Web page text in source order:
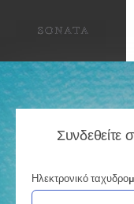
Συνδεθείτε
Ηλεκτρονικό